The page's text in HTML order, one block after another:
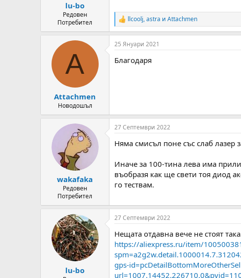
lu-bo
Редовен
Потребител
R
e
a
c
i
llcoolj,astra и Attachmen
A
Attachmen
Новодошъл
25 Януари 2021
Благодаря
wakafaka
Редовен
Потребител
27 Септември 2022
Няма смисъл поне със слаб лазер
Иначе за 100-тина лева има
въобразя как ще свети тоя диод
го тествам.
lu-bo
27 Септември 2022
Нещата отдавна вече не стоят
https://aliexpress.ru/item/
gps-